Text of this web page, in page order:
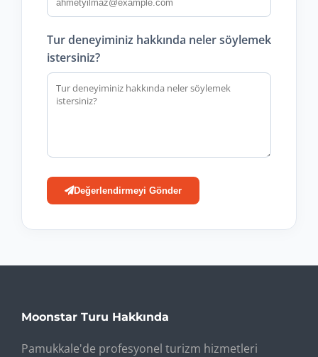
Tur deneyiminiz hakkında neler söylemek
istersiniz?
Değerlendirmeyi Gönder
Moonstar Turu Hakkında
Pamukkale'de profesyonel turizm hizmetleri